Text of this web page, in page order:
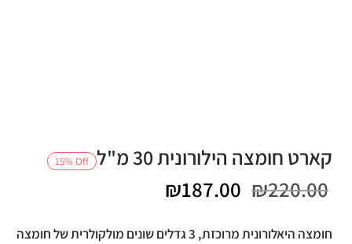
קארט חומצה הילורונית 30 מ"ל 15% Off
₪220.00
המחיר
המקורי
₪187.00
הנוכחי
חומצה היאלורונית מרוכזת, 3 גדלים שונים מולקולרית של חומצה